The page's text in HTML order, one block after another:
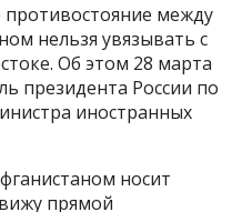
между
нельзя увязывать с
Об этом 28 марта
президента России по
иностранных
носит
прямой